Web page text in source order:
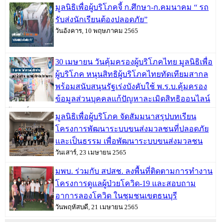
มูลนิธิเพื่อผู้บริโภคจี้ ก.ศึกษา-ก.คมนาคม “ รถ
รับส่งนักเรียนต้องปลอดภัย”
วันอังคาร, 10 พฤษภาคม 2565
30 เมษายน วันคุ้มครองผู้บริโภคไทย มูลนิธิเพื่อ
ผู้บริโภค หนุนสิทธิผู้บริโภคไทยทัดเทียมสากล
พร้อมสนับสนุนรัฐเร่งบังคับใช้ พ.ร.บ.คุ้มครอง
ข้อมูลส่วนบุคคลแก้ปัญหาละเมิดสิทธิออนไลน์
วันเสาร์, 30 เมษายน 2565
มูลนิธิเพื่อผู้บริโภค จัดสัมมนาสรุปบทเรียน
โครงการพัฒนาระบบขนส่งมวลชนที่ปลอดภัย
และเป็นธรรม เพื่อพัฒนาระบบขนส่งมวลชน
วันเสาร์, 23 เมษายน 2565
มพบ. ร่วมกับ สปสช. ลงพื้นที่ติดตามการทำงาน
โครงการดูแลผู้ป่วยโควิด-19 และสอบถาม
อาการลองโควิด ในชุมชนเขตธนบุรี
วันพฤหัสบดี, 21 เมษายน 2565